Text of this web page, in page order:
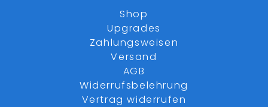
Shop
Upgrades
Zahlungsweisen
Versand
AGB
Widerrufsbelehrung
Vertrag widerrufen